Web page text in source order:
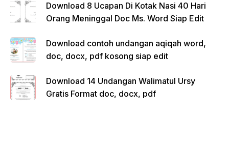
Download 8 Ucapan Di Kotak Nasi 40 Hari
Orang Meninggal Doc Ms. Word Siap Edit
Download contoh undangan aqiqah word,
doc, docx, pdf kosong siap edit
Download 14 Undangan Walimatul Ursy
Gratis Format doc, docx, pdf